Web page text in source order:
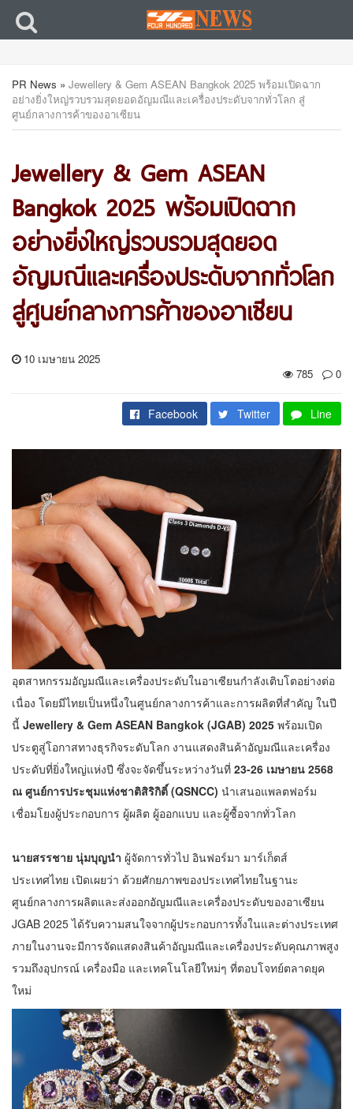
PR News » Jewellery & Gem ASEAN Bangkok 2025 พร้อมเปิดฉาก
อย่างยิ่งใหญ่รวบรวมสุดยอดอัญมณีและเครื่องประดับจากทั่วโลก สู่
ศูนย์กลางการค้าของอาเซียน
Jewellery & Gem ASEAN
Bangkok 2025 พร้อมเปิดฉาก
อย่างยิ่งใหญ่รวบรวมสุดยอด
อัญมณีและเครื่องประดับจากทั่วโลก
สู่ศูนย์กลางการค้าของอาเซียน
10 เมษายน 2025
785
0
Facebook Twitter Line
อุตสาหกรรมอัญมณีและเครื่องประดับในอาเซียนกำลังเติบโตอย่างต่อ
เนื่อง โดยมีไทยเป็นหนึ่งในศูนย์กลางการค้าและการผลิตที่สำคัญ ในปี
นี้ Jewellery & Gem ASEAN Bangkok (JGAB) 2025 พร้อมเปิด
ประตูสู่โอกาสทางธุรกิจระดับโลก งานแสดงสินค้าอัญมณีและเครื่อง
ประดับที่ยิ่งใหญ่แห่งปี ซึ่งจะจัดขึ้นระหว่างวันที่ 23-26 เมษายน 2568
ณ ศูนย์การประชุมแห่งชาติสิริกิติ์ (QSNCC) นำเสนอแพลตฟอร์ม
เชื่อมโยงผู้ประกอบการ ผู้ผลิต ผู้ออกแบบ และผู้ซื้อจากทั่วโลก
นายสรรชาย นุ่มบุญนำ ผู้จัดการทั่วไป อินฟอร์มา มาร์เก็ตส์
ประเทศไทย เปิดเผยว่า ด้วยศักยภาพของประเทศไทยในฐานะ
ศูนย์กลางการผลิตและส่งออกอัญมณีและเครื่องประดับของอาเซียน
JGAB 2025 ได้รับความสนใจจากผู้ประกอบการทั้งในและต่างประเทศ
ภายในงานจะมีการจัดแสดงสินค้าอัญมณีและเครื่องประดับคุณภาพสูง
รวมถึงอุปกรณ์ เครื่องมือ และเทคโนโลยีใหม่ๆ ที่ตอบโจทย์ตลาดยุค
ใหม่